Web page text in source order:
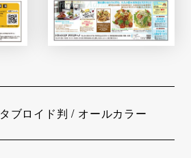
タブロイド判 / オールカラー